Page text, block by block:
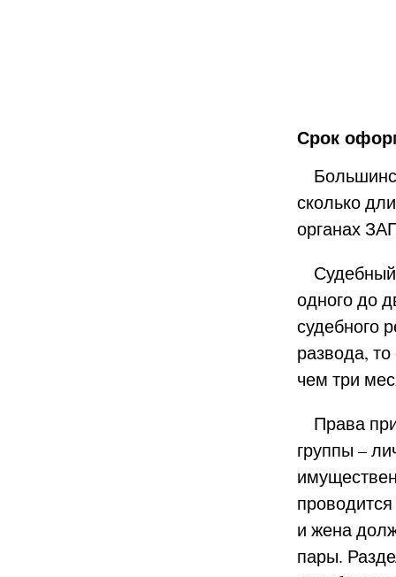
Срок
сколько
органах
Судебный
одного до
судебного
развода,
чем три
Права
группы –
и жена
пары.